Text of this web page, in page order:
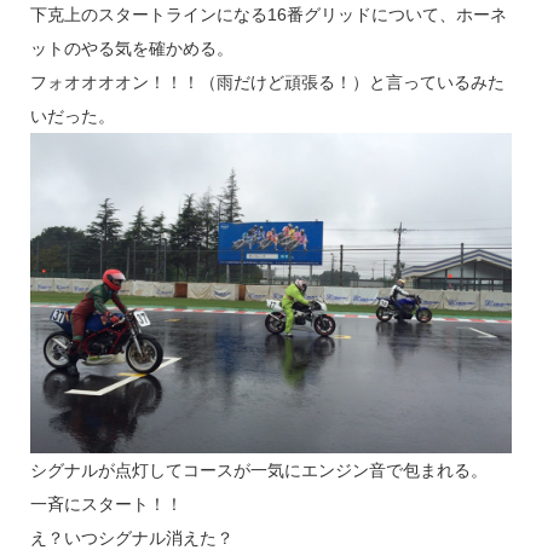
下克上のスタートラインになる16番グリッドについて、ホーネ
ットのやる気を確かめる。
フォオオオオン！！！（雨だけど頑張る！）と言っているみた
いだった。
シグナルが点灯してコースが一気にエンジン音で包まれる。
一斉にスタート！！
え？いつシグナル消えた？